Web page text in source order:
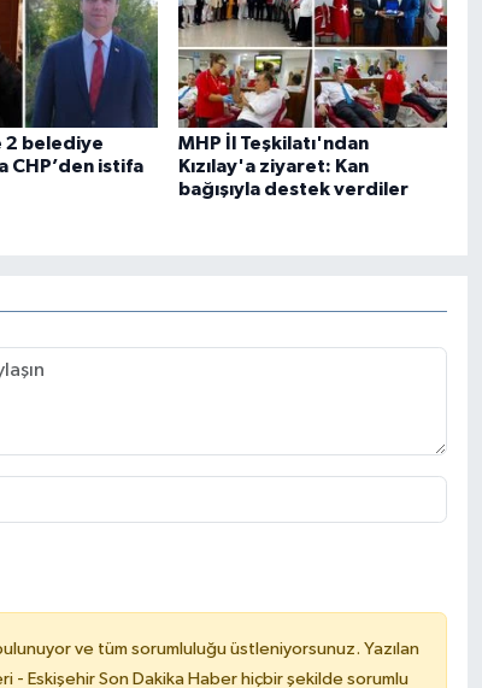
2 belediye
CHP’den istifa
MHP İl Teşkilatı'ndan
Kızılay'a ziyaret: Kan
bağışıyla destek verdiler
ve tüm sorumluluğu üstleniyorsunuz. Yazılan
- Eskişehir Son Dakika Haber hiçbir şekilde sorumlu